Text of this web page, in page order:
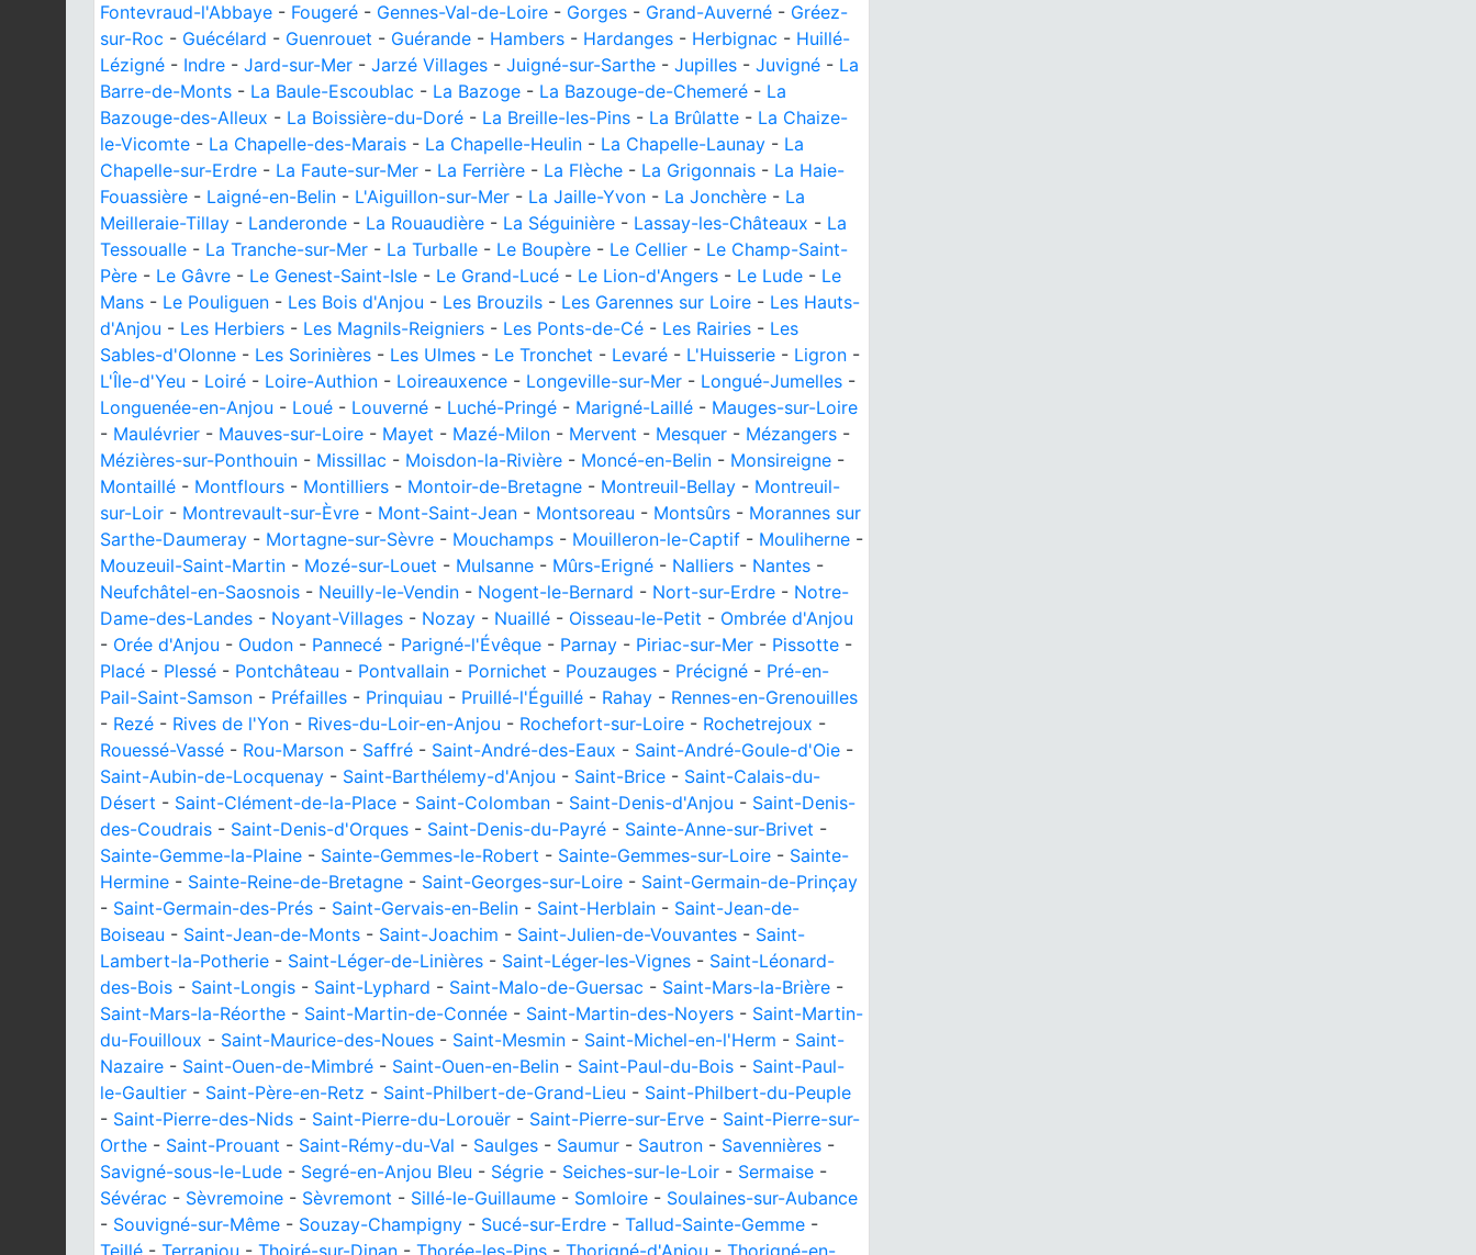
Fontevraud-l'Abbaye - Fougeré - Gennes-Val-de-Loire - Gorges - Grand-Auverné - Gréez-
sur-Roc - Guécélard - Guenrouet - Guérande - Hambers - Hardanges - Herbignac - Huillé-
Lézigné - Indre - Jard-sur-Mer - Jarzé Villages - Juigné-sur-Sarthe - Jupilles - Juvigné - La
Barre-de-Monts - La Baule-Escoublac - La Bazoge - La Bazouge-de-Chemeré - La
Bazouge-des-Alleux - La Boissière-du-Doré - La Breille-les-Pins - La Brûlatte - La Chaize-
le-Vicomte - La Chapelle-des-Marais - La Chapelle-Heulin - La Chapelle-Launay - La
Chapelle-sur-Erdre - La Faute-sur-Mer - La Ferrière - La Flèche - La Grigonnais - La Haie-
Fouassière - Laigné-en-Belin - L'Aiguillon-sur-Mer - La Jaille-Yvon - La Jonchère - La
Meilleraie-Tillay - Landeronde - La Rouaudière - La Séguinière - Lassay-les-Châteaux - La
Tessoualle - La Tranche-sur-Mer - La Turballe - Le Boupère - Le Cellier - Le Champ-Saint-
Père - Le Gâvre - Le Genest-Saint-Isle - Le Grand-Lucé - Le Lion-d'Angers - Le Lude - Le
Mans - Le Pouliguen - Les Bois d'Anjou - Les Brouzils - Les Garennes sur Loire - Les Hauts-
d'Anjou - Les Herbiers - Les Magnils-Reigniers - Les Ponts-de-Cé - Les Rairies - Les
Sables-d'Olonne - Les Sorinières - Les Ulmes - Le Tronchet - Levaré - L'Huisserie - Ligron -
L'Île-d'Yeu - Loiré - Loire-Authion - Loireauxence - Longeville-sur-Mer - Longué-Jumelles -
Longuenée-en-Anjou - Loué - Louverné - Luché-Pringé - Marigné-Laillé - Mauges-sur-Loire
- Maulévrier - Mauves-sur-Loire - Mayet - Mazé-Milon - Mervent - Mesquer - Mézangers -
Mézières-sur-Ponthouin - Missillac - Moisdon-la-Rivière - Moncé-en-Belin - Monsireigne -
Montaillé - Montflours - Montilliers - Montoir-de-Bretagne - Montreuil-Bellay - Montreuil-
sur-Loir - Montrevault-sur-Èvre - Mont-Saint-Jean - Montsoreau - Montsûrs - Morannes sur
Sarthe-Daumeray - Mortagne-sur-Sèvre - Mouchamps - Mouilleron-le-Captif - Mouliherne -
Mouzeuil-Saint-Martin - Mozé-sur-Louet - Mulsanne - Mûrs-Erigné - Nalliers - Nantes -
Neufchâtel-en-Saosnois - Neuilly-le-Vendin - Nogent-le-Bernard - Nort-sur-Erdre - Notre-
Dame-des-Landes - Noyant-Villages - Nozay - Nuaillé - Oisseau-le-Petit - Ombrée d'Anjou
- Orée d'Anjou - Oudon - Pannecé - Parigné-l'Évêque - Parnay - Piriac-sur-Mer - Pissotte -
Placé - Plessé - Pontchâteau - Pontvallain - Pornichet - Pouzauges - Précigné - Pré-en-
Pail-Saint-Samson - Préfailles - Prinquiau - Pruillé-l'Éguillé - Rahay - Rennes-en-Grenouilles
- Rezé - Rives de l'Yon - Rives-du-Loir-en-Anjou - Rochefort-sur-Loire - Rochetrejoux -
Rouessé-Vassé - Rou-Marson - Saffré - Saint-André-des-Eaux - Saint-André-Goule-d'Oie -
Saint-Aubin-de-Locquenay - Saint-Barthélemy-d'Anjou - Saint-Brice - Saint-Calais-du-
Désert - Saint-Clément-de-la-Place - Saint-Colomban - Saint-Denis-d'Anjou - Saint-Denis-
des-Coudrais - Saint-Denis-d'Orques - Saint-Denis-du-Payré - Sainte-Anne-sur-Brivet -
Sainte-Gemme-la-Plaine - Sainte-Gemmes-le-Robert - Sainte-Gemmes-sur-Loire - Sainte-
Hermine - Sainte-Reine-de-Bretagne - Saint-Georges-sur-Loire - Saint-Germain-de-Prinçay
- Saint-Germain-des-Prés - Saint-Gervais-en-Belin - Saint-Herblain - Saint-Jean-de-
Boiseau - Saint-Jean-de-Monts - Saint-Joachim - Saint-Julien-de-Vouvantes - Saint-
Lambert-la-Potherie - Saint-Léger-de-Linières - Saint-Léger-les-Vignes - Saint-Léonard-
des-Bois - Saint-Longis - Saint-Lyphard - Saint-Malo-de-Guersac - Saint-Mars-la-Brière -
Saint-Mars-la-Réorthe - Saint-Martin-de-Connée - Saint-Martin-des-Noyers - Saint-Martin-
du-Fouilloux - Saint-Maurice-des-Noues - Saint-Mesmin - Saint-Michel-en-l'Herm - Saint-
Nazaire - Saint-Ouen-de-Mimbré - Saint-Ouen-en-Belin - Saint-Paul-du-Bois - Saint-Paul-
le-Gaultier - Saint-Père-en-Retz - Saint-Philbert-de-Grand-Lieu - Saint-Philbert-du-Peuple
- Saint-Pierre-des-Nids - Saint-Pierre-du-Lorouër - Saint-Pierre-sur-Erve - Saint-Pierre-sur-
Orthe - Saint-Prouant - Saint-Rémy-du-Val - Saulges - Saumur - Sautron - Savennières -
Savigné-sous-le-Lude - Segré-en-Anjou Bleu - Ségrie - Seiches-sur-le-Loir - Sermaise -
Sévérac - Sèvremoine - Sèvremont - Sillé-le-Guillaume - Somloire - Soulaines-sur-Aubance
- Souvigné-sur-Même - Souzay-Champigny - Sucé-sur-Erdre - Tallud-Sainte-Gemme -
Teillé - Terranjou - Thoiré-sur-Dinan - Thorée-les-Pins - Thorigné-d'Anjou - Thorigné-en-